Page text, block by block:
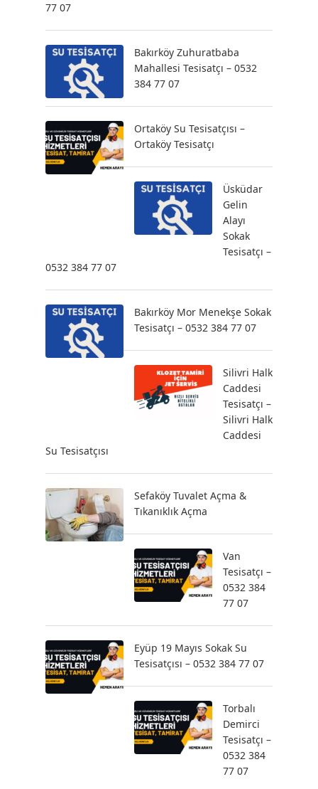
77 07
Bakırköy Zuhuratbaba
Mahallesi Tesisatçı – 0532
384 77 07
Ortaköy Su Tesisatçısı –
Ortaköy Tesisatçı
Üsküdar
Gelin
Alayı
Sokak
Tesisatçı –
0532 384 77 07
Bakırköy Mor Menekşe Sokak
Tesisatçı – 0532 384 77 07
Silivri Halk
Caddesi
Tesisatçı –
Silivri Halk
Caddesi
Su Tesisatçısı
Sefaköy Tuvalet Açma &
Tıkanıklık Açma
Van
Tesisatçı –
0532 384
77 07
Eyüp 19 Mayıs Sokak Su
Tesisatçısı – 0532 384 77 07
Torbalı
Demirci
Tesisatçı –
0532 384
77 07